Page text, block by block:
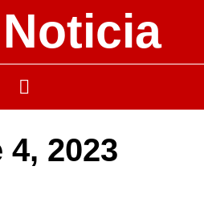
2023